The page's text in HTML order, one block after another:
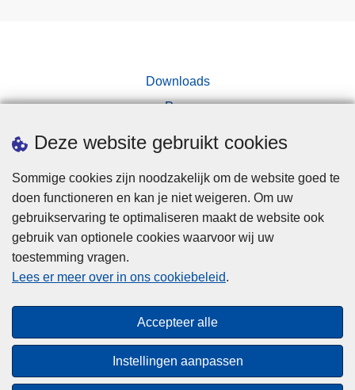
Deze website gebruikt cookies
Sommige cookies zijn noodzakelijk om de website goed te
doen functioneren en kan je niet weigeren. Om uw
gebruikservaring te optimaliseren maakt de website ook
gebruik van optionele cookies waarvoor wij uw
toestemming vragen.
Lees er meer over in ons cookiebeleid.
Accepteer alle
Instellingen aanpassen
Downloads
Pers
Disclaimer
Privacy
Cookies
Toegankelijkheid
© 2026 Politie.be